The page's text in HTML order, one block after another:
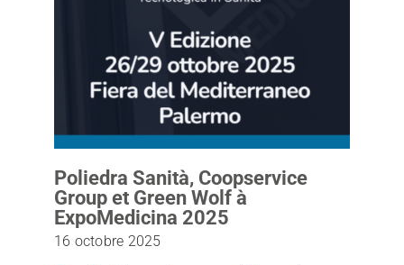
Poliedra Sanità, Coopservice
Group et Green Wolf à
ExpoMedicina 2025
16 octobre 2025